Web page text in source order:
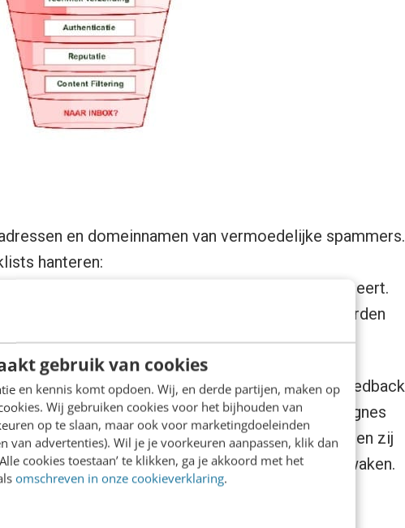
gebruik van cookies
en kennis komt opdoen. Wij, en derde partijen, maken op
Wij gebruiken cookies voor het bijhouden van
op te slaan, maar ook voor marketingdoeleinden
van advertenties). Wil je je voorkeuren aanpassen, klik dan
cookies toestaan’ te klikken, ga je akkoord met het
omschreven in onze cookieverklaring.
en domeinnamen van vermoedelijke spammers.
hanteren:
met geblokkeerde verzenders die de ISP zelf beheert.
lijsten die door organisaties buiten de ISP worden
zijn:Scamcop,Spamhaus,SuRBLenOutblaze.
zo’n lijst staat? Door je aan te melden voor feedback
niet alle ISP’s zo’n dienst. Als je e-mailcampagnes
mailmarketing Service Provider (ESP) dan hebben zij
waarmee ze de grootste blocklists realtime bewaken.